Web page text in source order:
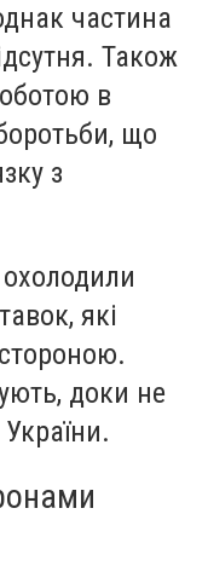
частина
Також
в
що
з
які
доки не